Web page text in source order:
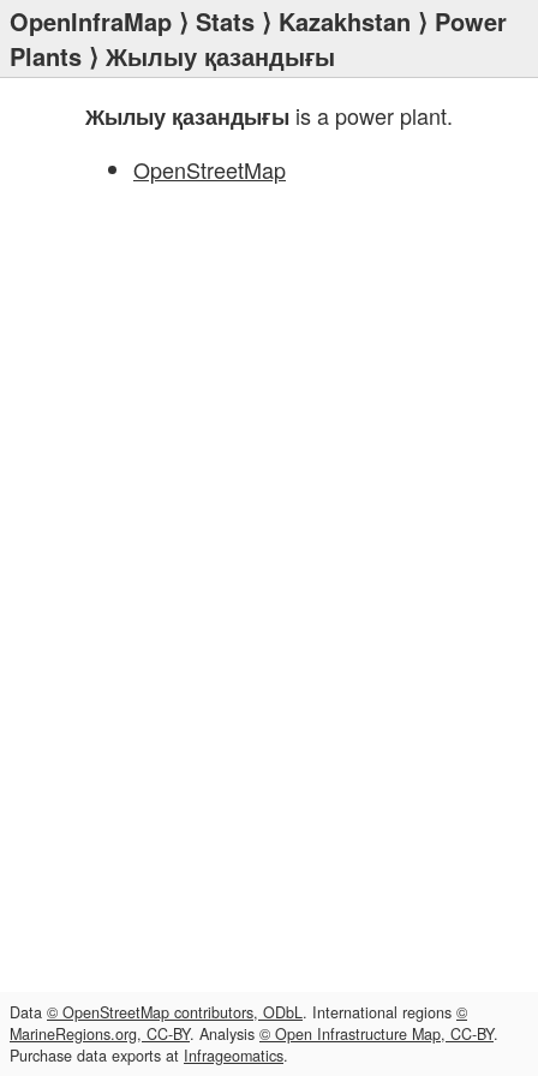
OpenInfraMap ⟩ Stats ⟩ Kazakhstan ⟩ Power
Plants ⟩ Жылыу қазандығы
Жылыу қазандығы is a power plant.
OpenStreetMap
Data © OpenStreetMap contributors, ODbL. International regions ©
MarineRegions.org, CC-BY. Analysis © Open Infrastructure Map, CC-BY.
Purchase data exports at Infrageomatics.